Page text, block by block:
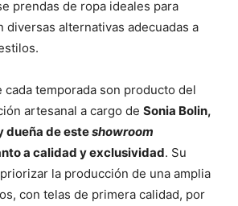
prendas de ropa ideales para
diversas alternativas adecuadas a
cada temporada son producto del
artesanal a cargo de Sonia Bolin,
dueña de esteshowroom
a calidad y exclusividad. Su
la producción de una amplia
con telas de primera calidad, por